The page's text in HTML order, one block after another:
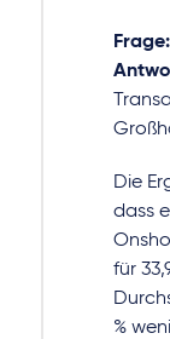
Frage:
Die
dass
für
%